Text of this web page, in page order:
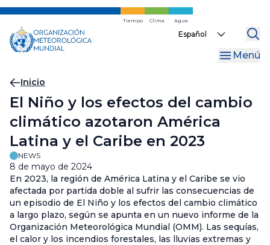
Ir
contenido
principal
Tiempo Clima Agua
Select
Menú
Migas
de
pan
Inicio
El Niño y los efectos del cambio
climático azotaron América
Latina y el Caribe en 2023
NEWS
8 de mayo de 2024
En 2023, la región de América Latina y el Caribe se vio
afectada por partida doble al sufrir las consecuencias de
un episodio de El Niño y los efectos del cambio climático
a largo plazo, según se apunta en un nuevo informe de la
Organización Meteorológica Mundial (OMM). Las sequías,
el calor y los incendios forestales, las lluvias extremas y